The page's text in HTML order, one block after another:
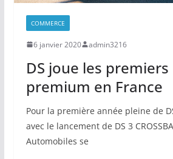
COMMERCE
6 janvier 2020 admin3216
DS joue les
premium en France
Pour la première année pleine de
avec le lancement de DS 3
Automobiles se